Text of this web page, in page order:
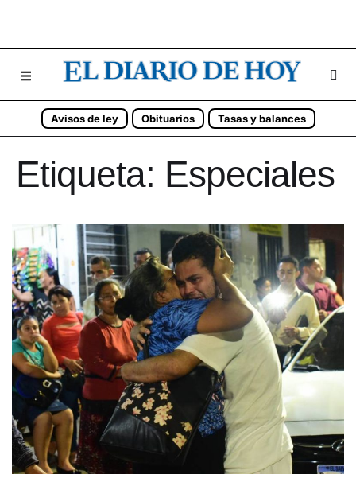
Avisos de ley Obituarios Tasas y balances
Etiqueta: Especiales